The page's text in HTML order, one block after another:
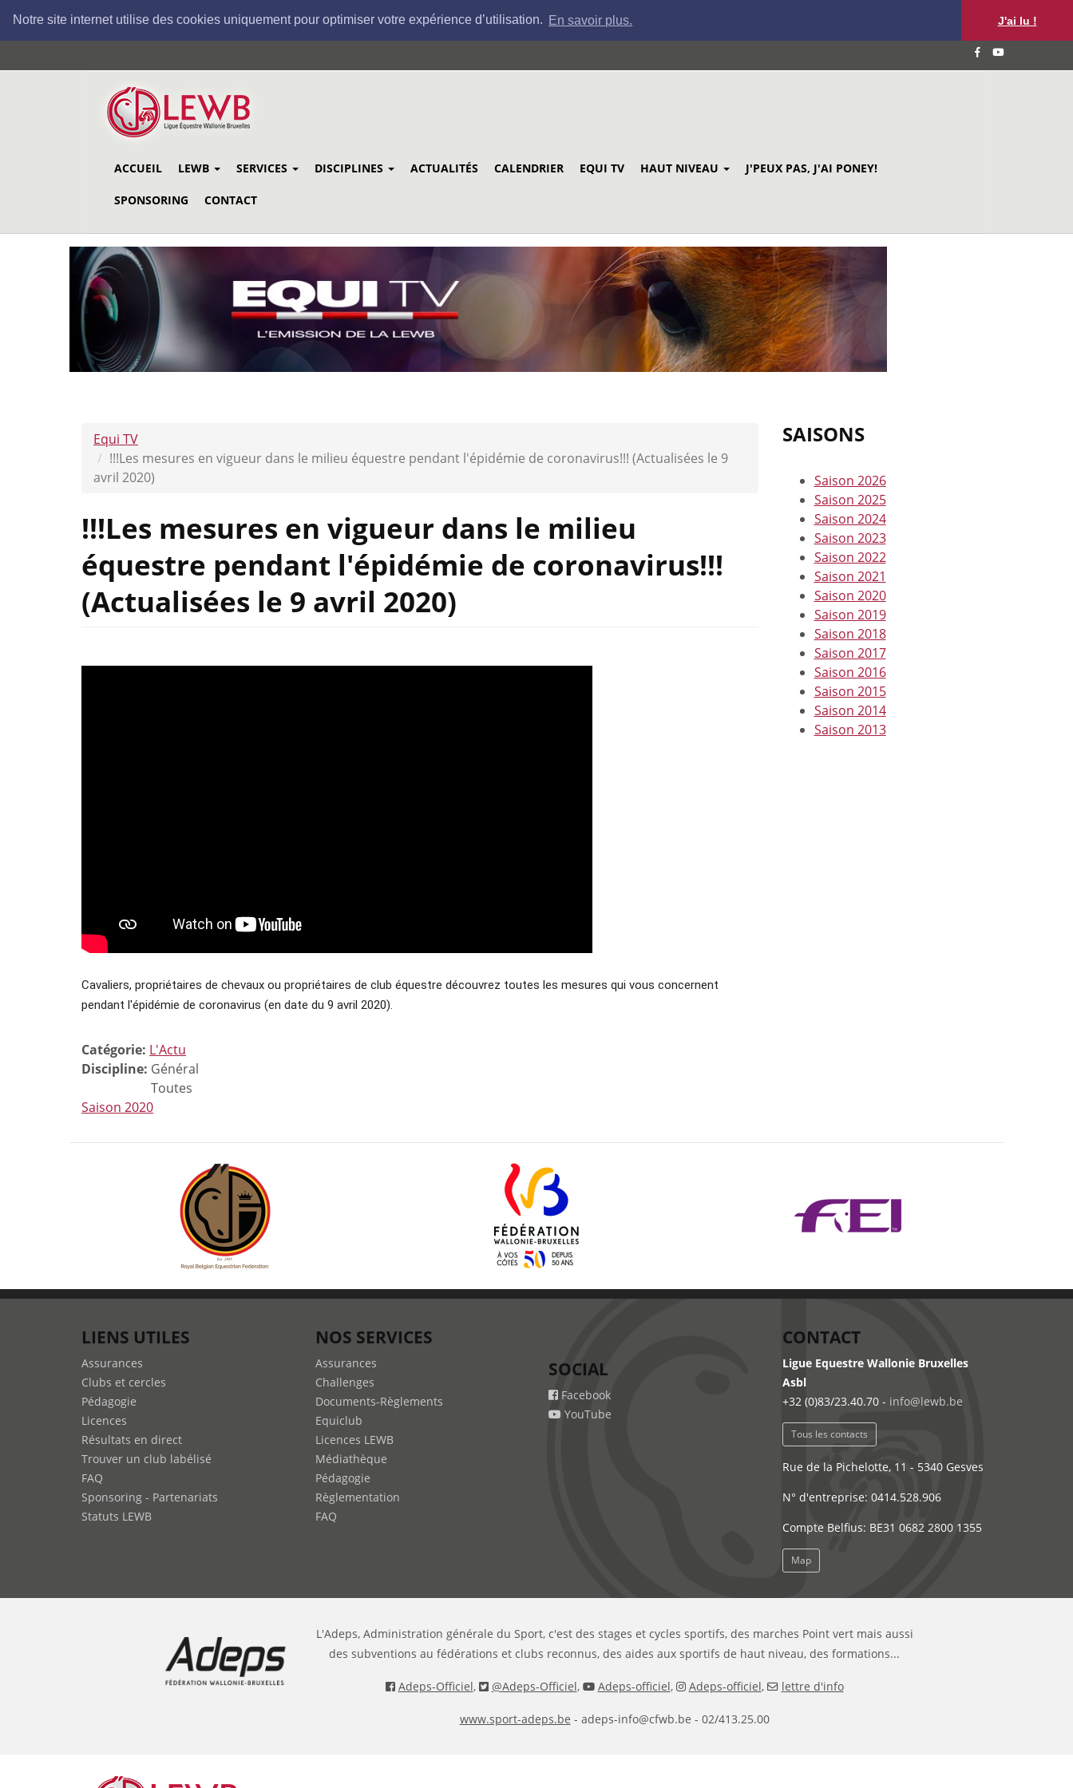
Notre site internet utilise des cookies uniquement pour optimiser votre expérience d’utilisation. En savoir plus. J'ai lu !
au
ACCUEIL LEWB SERVICES DISCIPLINES ACTUALITÉS CALENDRIER EQUI TV HAUT NIVEAU J'PEUX PAS, J'AI PONEY!
SPONSORING CONTACT
Equi TV
!!!Les mesures en vigueur dans le milieu équestre pendant l'épidémie de coronavirus!!! (Actualisées le 9
avril 2020)
!!!Les mesures en vigueur dans le milieu
équestre pendant l'épidémie de coronavirus!!!
(Actualisées le 9 avril 2020)
Cavaliers, propriétaires de chevaux ou propriétaires de club équestre découvrez toutes les mesures qui vous concernent
pendant l'épidémie de coronavirus (en date du 9 avril 2020).
Catégorie: L'Actu
Discipline: Général
Toutes
Saison 2020
SAISONS
Saison 2026
Saison 2025
Saison 2024
Saison 2023
Saison 2022
Saison 2021
Saison 2020
Saison 2019
Saison 2018
Saison 2017
Saison 2016
Saison 2015
Saison 2014
Saison 2013
LIENS UTILES
Assurances
Clubs et cercles
Pédagogie
Licences
Résultats en direct
Trouver un club labélisé
FAQ
Sponsoring - Partenariats
Statuts LEWB
NOS SERVICES
Assurances
Challenges
Documents-Règlements
Equiclub
Licences LEWB
Médiathèque
Pédagogie
Règlementation
FAQ
SOCIAL
Facebook
YouTube
CONTACT
Ligue Equestre Wallonie Bruxelles
Asbl
+32 (0)83/23.40.70 - info@lewb.be
Tous les contacts
Rue de la Pichelotte, 11 - 5340 Gesves
N° d'entreprise: 0414.528.906
Compte Belfius: BE31 0682 2800 1355
Map
L'Adeps, Administration générale du Sport, c'est des stages et cycles sportifs, des marches Point vert mais aussi
des subventions au fédérations et clubs reconnus, des aides aux sportifs de haut niveau, des formations...
Adeps-Officiel, @Adeps-Officiel, Adeps-officiel, Adeps-officiel, lettre d'info
www.sport-adeps.be - adeps-info@cfwb.be - 02/413.25.00